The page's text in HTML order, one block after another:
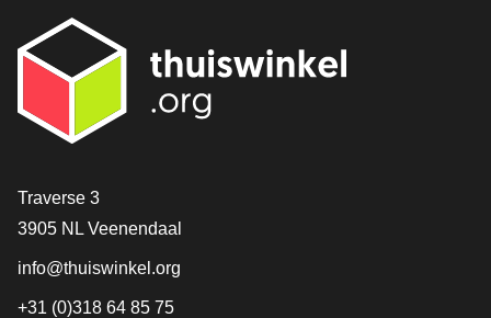
[_General:Contact]
Traverse 3
3905 NL Veenendaal
info@thuiswinkel.org
+31 (0)318 64 85 75